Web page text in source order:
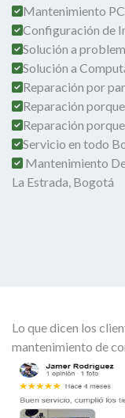
Mantenimiento
Configuración de
Solución a
Solución a
Reparación por
Reparación
Reparación
Servicio en todo
Mantenimiento
La Estrada, Bogotá
Lo que dicen los
mantenimiento de